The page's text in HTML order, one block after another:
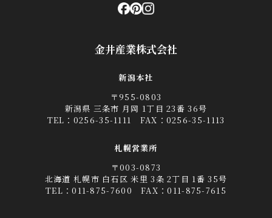
金井産業株式会社
新潟本社
〒955-0803
新潟県 三条市 月岡 1丁目 23番 36号
TEL： 0256-35-1111 FAX：0256-35-1113
札幌営業所
〒003-0873
北海道 札幌市 白石区 米里 3条 2丁目 1番 35号
TEL：011-875-7600 FAX：011-875-7615